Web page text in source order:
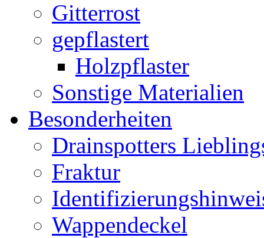
Gitterrost
gepflastert
Holzpflaster
Sonstige Materialien
Besonderheiten
Drainspotters
Fraktur
Wappendeckel